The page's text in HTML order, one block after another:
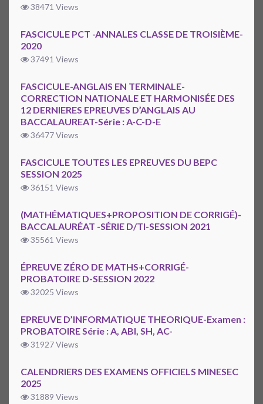
38471 Views
FASCICULE PCT -ANNALES CLASSE DE TROISIÈME-
2020
37491 Views
FASCICULE-ANGLAIS EN TERMINALE-
CORRECTION NATIONALE ET HARMONISÉE DES
12 DERNIERES EPREUVES D’ANGLAIS AU
BACCALAUREAT-Série : A-C-D-E
36477 Views
FASCICULE TOUTES LES EPREUVES DU BEPC
SESSION 2025
36151 Views
(MATHÉMATIQUES+PROPOSITION DE CORRIGÉ)-
BACCALAURÉAT -SÉRIE D/TI-SESSION 2021
35561 Views
ÉPREUVE ZÉRO DE MATHS+CORRIGÉ-
PROBATOIRE D-SESSION 2022
32025 Views
EPREUVE D’INFORMATIQUE THEORIQUE-Examen :
PROBATOIRE Série : A, ABI, SH, AC-
31927 Views
CALENDRIERS DES EXAMENS OFFICIELS MINESEC
2025
31889 Views